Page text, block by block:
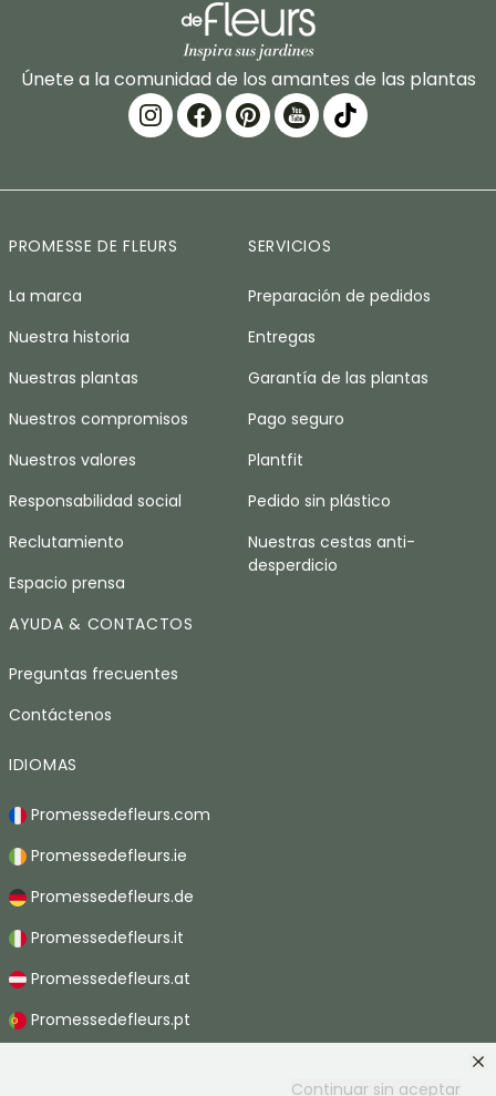
Continuar sin aceptar
Únete a la comunidad de los amantes de las plantas
PROMESSE DE FLEURS
La marca
Nuestra historia
Nuestras plantas
Nuestros compromisos
Nuestros valores
Responsabilidad social
Reclutamiento
Espacio prensa
SERVICIOS
Preparación de pedidos
Entregas
Garantía de las plantas
Pago seguro
Plantfit
Pedido sin plástico
Nuestras cestas anti-
desperdicio
AYUDA & CONTACTOS
Preguntas frecuentes
Contáctenos
IDIOMAS
Promessedefleurs.com
Promessedefleurs.ie
Promessedefleurs.de
Promessedefleurs.it
Promessedefleurs.at
Promessedefleurs.pt